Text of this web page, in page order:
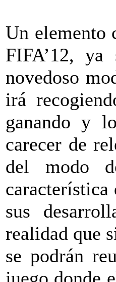
Un elemento
FIFA’12,
novedoso
irá
ganando y
carecer de
del modo
característica
sus
realidad que
se podrán